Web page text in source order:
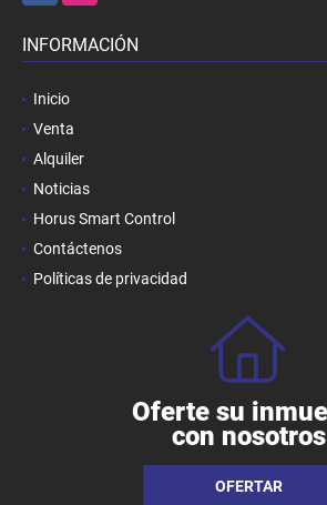
INFORMACIÓN
Inicio
Venta
Alquiler
Noticias
Horus Smart Control
Contáctenos
Políticas de privacidad
Oferte su
con nosotros
OFERTAR